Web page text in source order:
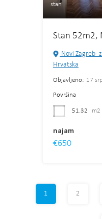
stan
Stan 52m2,
Novi Zagreb -
Hrvatska
Objavljeno: 17
Površina
51.32 m2
najam
€650
1 2